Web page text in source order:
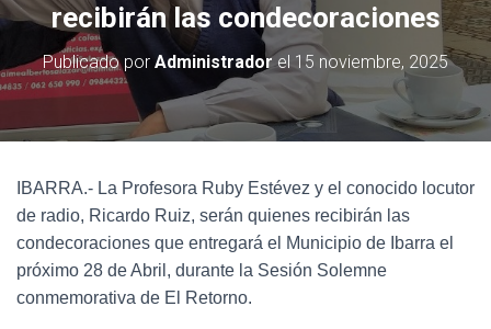
recibirán las condecoraciones
Publicado por Administradorel 15 noviembre, 2025
IBARRA.- La Profesora Ruby Estévez y el conocido locutor
de radio, Ricardo Ruiz, serán quienes recibirán las
condecoraciones que entregará el Municipio de Ibarra el
próximo 28 de Abril, durante la Sesión Solemne
conmemorativa de El Retorno.